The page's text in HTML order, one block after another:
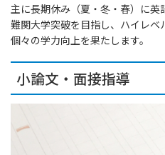
主に長期休み（夏・冬・春）に英
難関大学突破を目指し、ハイレベ
個々の学力向上を果たします。
小論文・面接指導